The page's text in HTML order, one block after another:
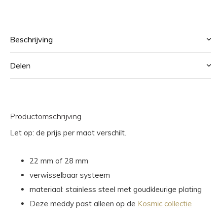
Beschrijving
Delen
Productomschrijving
Let op: de prijs per maat verschilt.
22 mm of 28 mm
verwisselbaar systeem
materiaal: stainless steel met goudkleurige plating
Deze meddy past alleen op de Kosmic collectie